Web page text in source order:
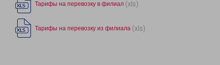
Тарифы на перевозку в филиал (xls)
Тарифы на перевозку из филиала (xls)